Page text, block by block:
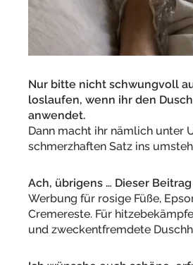
Nur bitte nicht schwungvoll
loslaufen, wenn ihr den
anwendet.
Dann macht ihr nämlich unter
schmerzhaften Satz ins
Ach, übrigens … Dieser
Werbung für rosige Füße,
Cremereste. Für
und zweckentfremdete